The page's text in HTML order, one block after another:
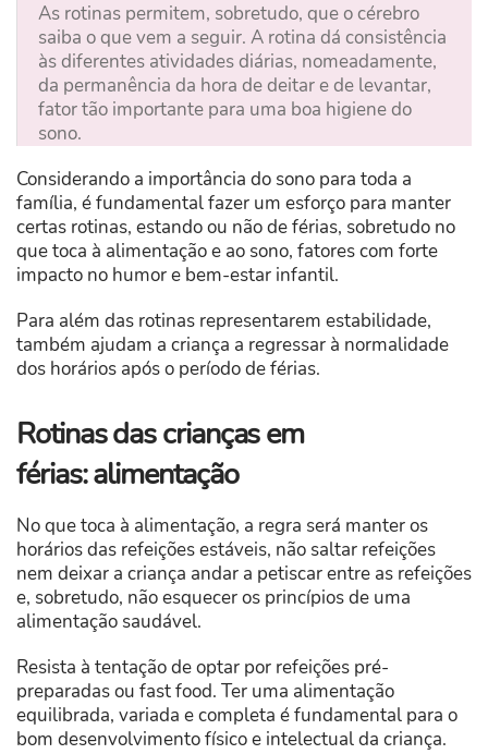
As rotinas permitem, sobretudo, que o cérebro
saiba o que vem a seguir. A rotina dá consistência
às diferentes atividades diárias, nomeadamente,
da permanência da hora de deitar e de levantar,
fator tão importante para uma boa higiene do
sono.
Considerando a importância do sono para toda a
família, é fundamental fazer um esforço para manter
certas rotinas, estando ou não de férias, sobretudo no
que toca à alimentação e ao sono, fatores com forte
impacto no humor e bem-estar infantil.
Para além das rotinas representarem estabilidade,
também ajudam a criança a regressar à normalidade
dos horários após o período de férias.
Rotinas das crianças em
férias: alimentação
No que toca à alimentação, a regra será manter os
horários das refeições estáveis, não saltar refeições
nem deixar a criança andar a petiscar entre as refeições
e, sobretudo, não esquecer os princípios de uma
alimentação saudável.
Resista à tentação de optar por refeições pré-
preparadas ou fast food. Ter uma alimentação
equilibrada, variada e completa é fundamental para o
bom desenvolvimento físico e intelectual da criança.